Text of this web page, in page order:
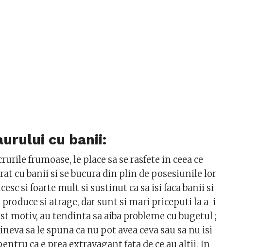
cu banii:
frumoase, le place sa se rasfete in ceea ce
cu banii si se bucura din plin de posesiunile lor
si foarte mult si sustinut ca sa isi faca banii si
si atrage, dar sunt si mari priceputi la a-i
motiv, au tendinta sa aiba probleme cu bugetul ;
sa le spuna ca nu pot avea ceva sau sa nu isi
ca e prea extravagant fata de ce au altii. In